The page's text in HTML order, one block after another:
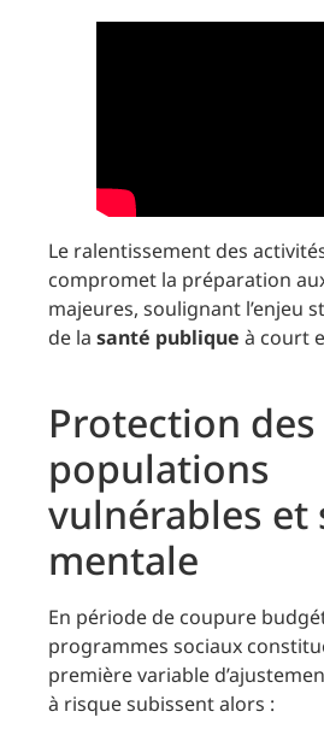
Le ralentissement des
compromet la préparation
majeures, soulignant l’enjeu
de la santé publique à court
Protection des
populations
vulnérables et
mentale
En période de coupure
programmes sociaux
première variable
à risque subissent alors :